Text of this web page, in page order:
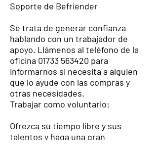
Soporte de Befriender
Se trata de generar confianza
hablando con un trabajador de
apoyo. Llámenos al teléfono de la
oficina 01733 563420 para
informarnos si necesita a alguien
que lo ayude con las compras y
otras necesidades.
Trabajar como voluntario:
Ofrezca su tiempo libre y sus
talentos y haga una gran